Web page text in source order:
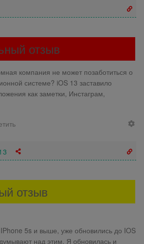
отзыв
компания не может позаботиться о
системе? iOS 13 заставило
как заметки, Инстаграм,
отзыв
IPhone 5s и выше, уже обновились до IOS
над этим. Я обновилась и